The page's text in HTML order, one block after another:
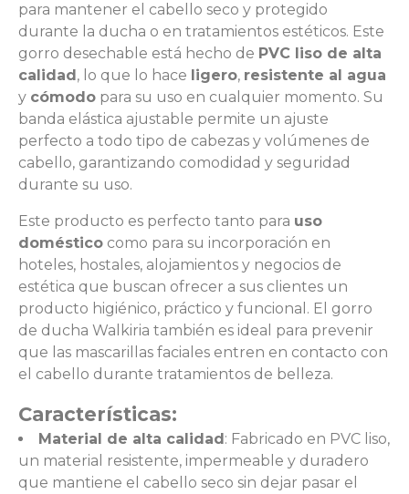
para mantener el cabello seco y protegido
durante la ducha o en tratamientos estéticos. Este
gorro desechable está hecho de PVC liso de alta
calidad , lo que lo hace ligero, resistente al agua
y cómodo para su uso en cualquier momento. Su
banda elástica ajustable permite un ajuste
perfecto a todo tipo de cabezas y volúmenes de
cabello, garantizando comodidad y seguridad
durante su uso.
Este producto es perfecto tanto para uso
doméstico como para su incorporación en
hoteles, hostales, alojamientos y negocios de
estética que buscan ofrecer a sus clientes un
producto higiénico, práctico y funcional. El gorro
de ducha Walkiria también es ideal para prevenir
que las mascarillas faciales entren en contacto con
el cabello durante tratamientos de belleza.
Características:
Material de alta calidad : Fabricado en PVC liso,
un material resistente, impermeable y duradero
que mantiene el cabello seco sin dejar pasar el